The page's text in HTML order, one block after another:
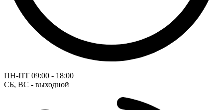
ПН-ПТ 09:00 - 18:00
СБ, ВС - выходной